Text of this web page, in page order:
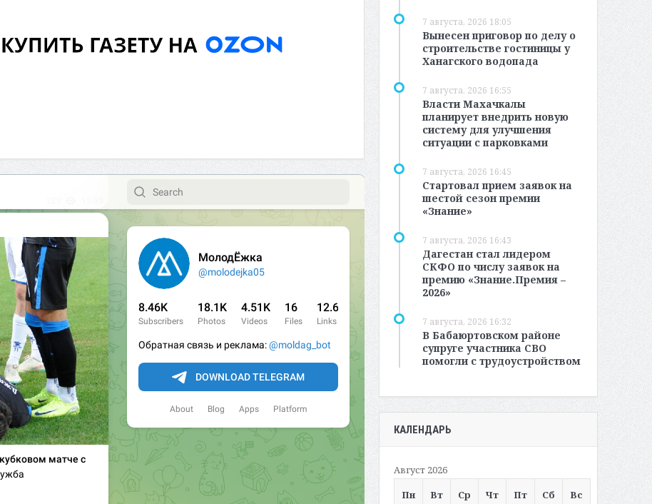
7 августа, 2026 18:05
Вынесен приговор по делу о
строительстве гостиницы у
Ханагского водопада
7 августа, 2026 16:55
Власти Махачкалы
планирует внедрить новую
систему для улучшения
ситуации с парковками
7 августа, 2026 16:45
Стартовал прием заявок на
шестой сезон премии
«Знание»
7 августа, 2026 16:43
Дагестан стал лидером
СКФО по числу заявок на
премию «Знание.Премия –
2026»
7 августа, 2026 16:32
В Бабаюртовском районе
супруге участника СВО
помогли с трудоустройством
КАЛЕНДАРЬ
Август 2026
Пн
Вт Ср Чт Пт Сб Вс